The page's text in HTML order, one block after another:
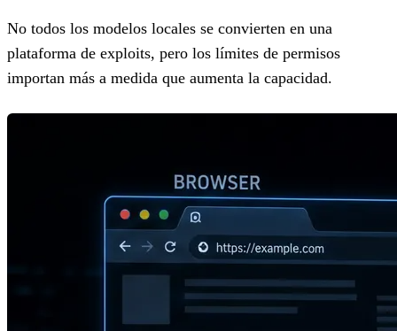
No todos los modelos locales se convierten en una
plataforma de exploits, pero los límites de permisos
importan más a medida que aumenta la capacidad.